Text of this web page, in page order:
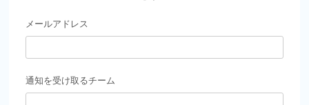
メールアドレス
通知を受け取るチーム